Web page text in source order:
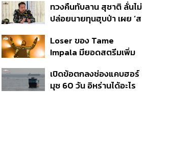
หล่ายเยือน เรียกร้องหยุด
ให้ความชอบธรรมรัฐบาล
ทวงคืนทับลาน สุชาติ ลั่นไม่
ปล่อยนายทุนฮุบป่า เผย ‘ส
40% เตือนผู้ฝ่าฝืนเจอขั้น
เด็ดขาด
Loser ของ Tame
Impala มียอดสตรีมเพิ่ม
ประกอบ Spider-Man
เปิดข้อตกลงช่องแคบฮอร์
มุซ 60 วัน อิหร่านได้อะไร